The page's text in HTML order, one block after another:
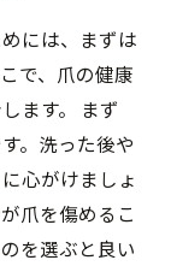
には、まずは
で、爪の健康
ます。 まず
。洗った後や
心がけましょ
爪を傷めるこ
を選ぶと良い